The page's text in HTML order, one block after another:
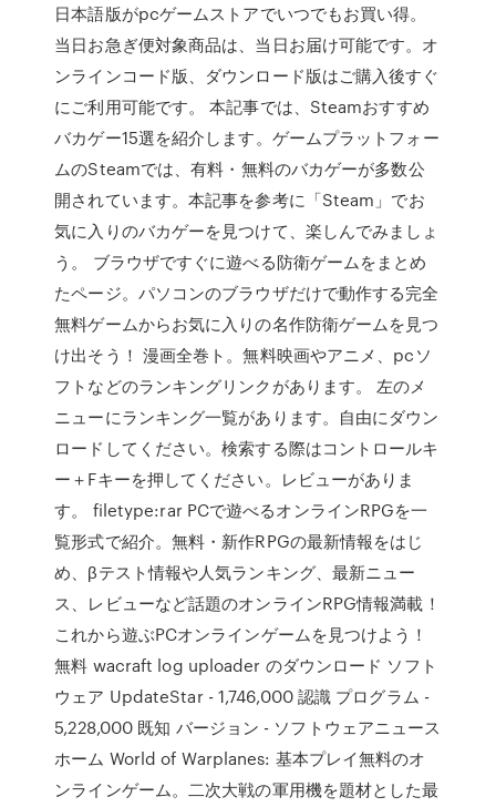
日本語版がpcゲームストアでいつでもお買い得。
当日お急ぎ便対象商品は、当日お届け可能です。オ
ンラインコード版、ダウンロード版はご購入後すぐ
にご利用可能です。 本記事では、Steamおすすめ
バカゲー15選を紹介します。ゲームプラットフォー
ムのSteamでは、有料・無料のバカゲーが多数公
開されています。本記事を参考に「Steam」でお
気に入りのバカゲーを見つけて、楽しんでみましょ
う。 ブラウザですぐに遊べる防衛ゲームをまとめ
たページ。パソコンのブラウザだけで動作する完全
無料ゲームからお気に入りの名作防衛ゲームを見つ
け出そう！ 漫画全巻ト。無料映画やアニメ、pcソ
フトなどのランキングリンクがあります。 左のメ
ニューにランキング一覧があります。自由にダウン
ロードしてください。検索する際はコントロールキ
ー＋Fキーを押してください。レビューがありま
す。 filetype:rar PCで遊べるオンラインRPGを一
覧形式で紹介。無料・新作RPGの最新情報をはじ
め、βテスト情報や人気ランキング、最新ニュー
ス、レビューなど話題のオンラインRPG情報満載！
これから遊ぶPCオンラインゲームを見つけよう！
無料 wacraft log uploader のダウンロード ソフト
ウェア UpdateStar - 1,746,000 認識 プログラム -
5,228,000 既知 バージョン - ソフトウェアニュース
ホーム World of Warplanes: 基本プレイ無料のオ
ンラインゲーム。二次大戦の軍用機を題材とした最